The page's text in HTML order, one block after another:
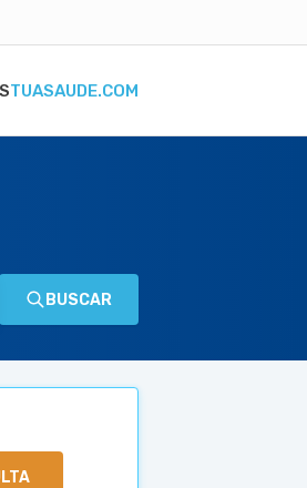
TUASAUDE.COM
BUSCAR